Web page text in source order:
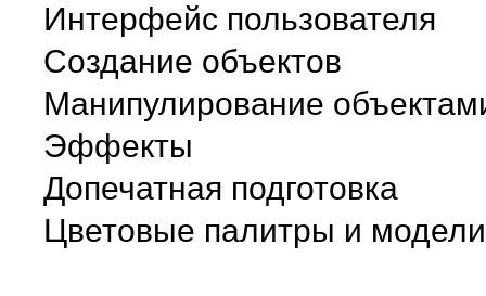
Интерфейс пользователя
Создание объектов
Манипулирование
Эффекты
Допечатная подготовка
Цветовые палитры и модели